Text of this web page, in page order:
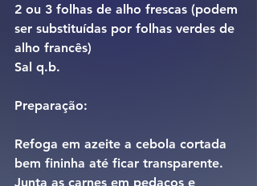
2 ou 3 folhas de alho frescas (podem
ser substituídas por folhas verdes de
alho francês)
Sal q.b.
Preparação:
Refoga em azeite a cebola cortada
bem fininha até ficar transparente.
Junta as carnes em pedaços e